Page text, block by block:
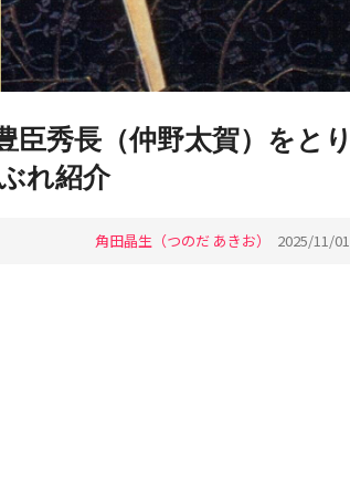
臣秀長（仲野太賀）をとり
れ紹介
角田晶生（つのだ あきお） 2025/11/01